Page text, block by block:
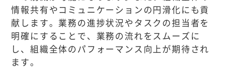
情報共有やコミュニケーションの円滑化にも貢
献します。業務の進捗状況やタスクの担当者を
明確にすることで、業務の流れをスムーズに
し、組織全体のパフォーマンス向上が期待され
ます。